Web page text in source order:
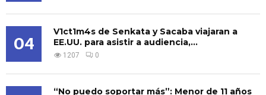
04
V1ct1m4s de Senkata y Sacaba viajaran a
EE.UU. para asistir a audiencia,...
1207 0
“No puedo soportar más”: Menor de 11 años